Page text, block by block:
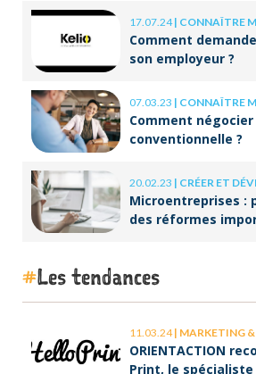
17.07.24| CONNAÎTRE
Comment
son employeur ?
07.03.23 | CONNAÎTRE
Comment
conventionnelle ?
20.02.23 | CRÉER ET
Microentreprises :
des réformes
Les tendances
11.03.24| MARKETING
ORIENTACTION
Print, le